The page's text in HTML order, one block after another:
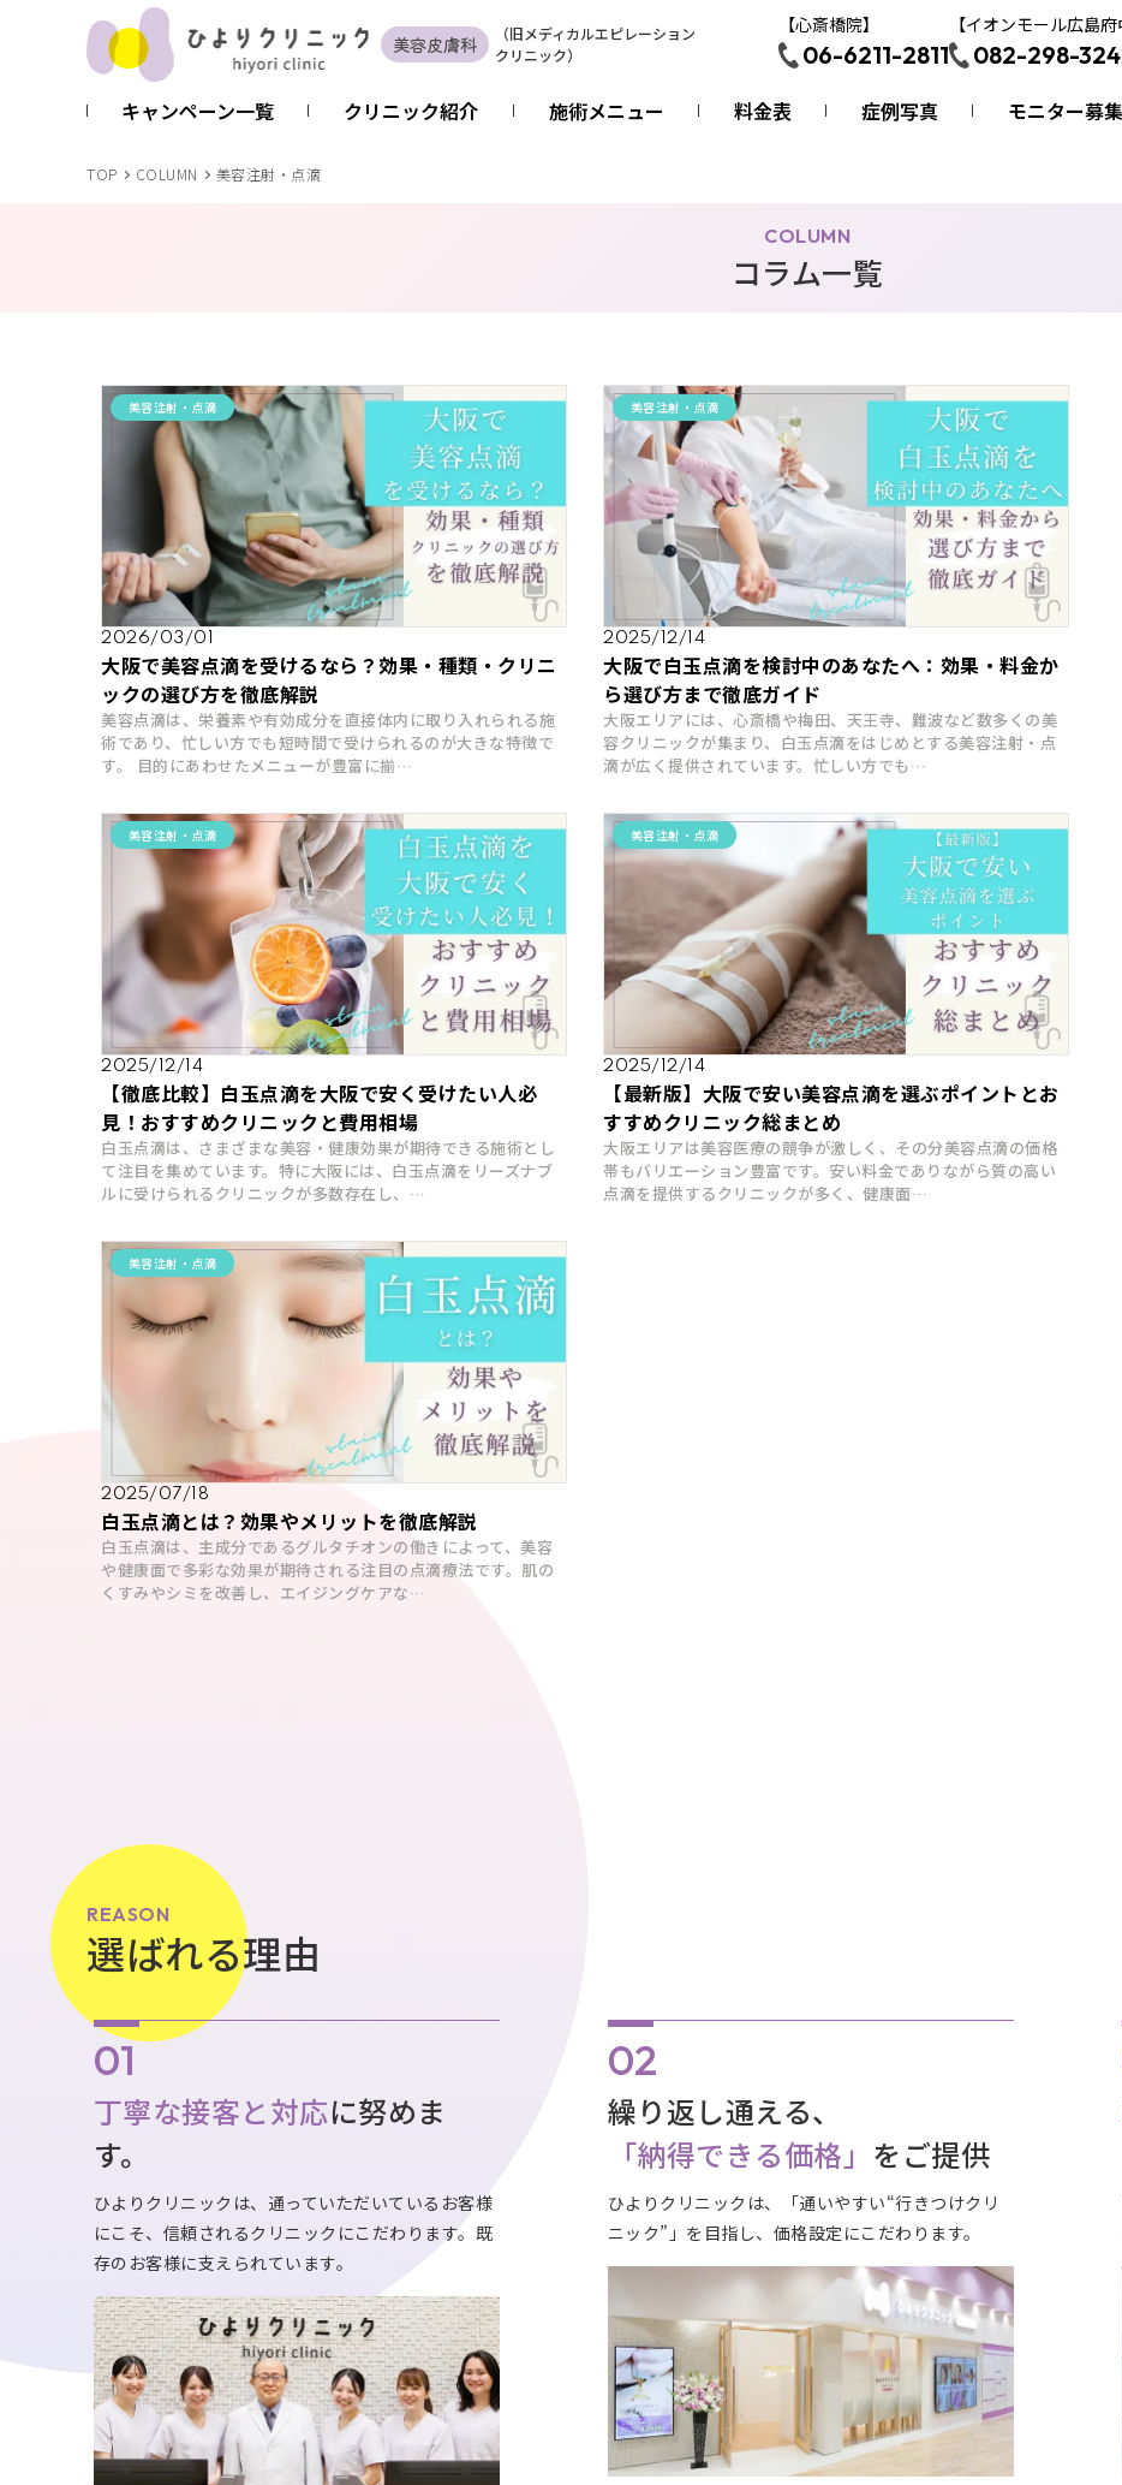
美容皮膚科 （旧メディカルエピレーション
クリニック）
【心斎橋院】
06-6211-2811
【イオンモール広島府
082-298-
キャンペーン一覧 クリニック紹介 施術メニュー 料金表 症例写真 モニター募集
TOP COLUMN 美容注射・点滴
COLUMN
コラム一覧
2026/03/01
大阪で美容点滴を受けるなら？効果・種類・クリニ
ックの選び方を徹底解説
美容点滴は、栄養素や有効成分を直接体内に取り入れられる施
術であり、忙しい方でも短時間で受けられるのが大きな特徴で
す。 目的にあわせたメニューが豊富に揃…
美容注射・点滴
2025/12/14
大阪で白玉点滴を検討中のあなたへ：効果・料金か
ら選び方まで徹底ガイド
大阪エリアには、心斎橋や梅田、天王寺、難波など数多くの美
容クリニックが集まり、白玉点滴をはじめとする美容注射・点
滴が広く提供されています。忙しい方でも…
美容注射・点滴
2025/12/14
【徹底比較】白玉点滴を大阪で安く受けたい人必
見！おすすめクリニックと費用相場
白玉点滴は、さまざまな美容・健康効果が期待できる施術とし
て注目を集めています。特に大阪には、白玉点滴をリーズナブ
ルに受けられるクリニックが多数存在し、…
美容注射・点滴
2025/12/14
【最新版】大阪で安い美容点滴を選ぶポイントとお
すすめクリニック総まとめ
大阪エリアは美容医療の競争が激しく、その分美容点滴の価格
帯もバリエーション豊富です。安い料金でありながら質の高い
点滴を提供するクリニックが多く、健康面…
美容注射・点滴
2025/07/18
白玉点滴とは？効果やメリットを徹底解説
白玉点滴は、主成分であるグルタチオンの働きによって、美容
や健康面で多彩な効果が期待される注目の点滴療法です。肌の
くすみやシミを改善し、エイジングケアな…
美容注射・点滴
REASON
選ばれる理由
丁寧な接客と対応に努めま
す。
ひよりクリニックは、通っていただいているお客様
にこそ、信頼されるクリニックにこだわります。既
存のお客様に支えられています。
繰り返し通える、
「納得できる価格」 をご提供
ひよりクリニックは、「通いやすい“行きつけクリ
ニック”」を目指し、価格設定にこだわります。